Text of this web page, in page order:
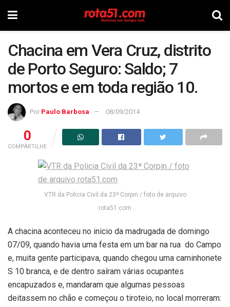
Chacina em Vera Cruz, distrito
de Porto Seguro: Saldo; 7
mortos e em toda região 10.
Por Paulo Barbosa 08/09/2014
0
COMPARTILHE
VTR da Policia Civil da 23ª Corpin / foto de arquivo
rota51.com
A chacina aconteceu no inicio da madrugada de domingo
07/09, quando havia uma festa em um bar na rua do Campo
e, muita gente participava, quando chegou uma caminhonete
S 10 branca, e de dentro saíram várias ocupantes
encapuzados e, mandaram que algumas pessoas
deitassem no chão e começou o tiroteio, no local morreram: